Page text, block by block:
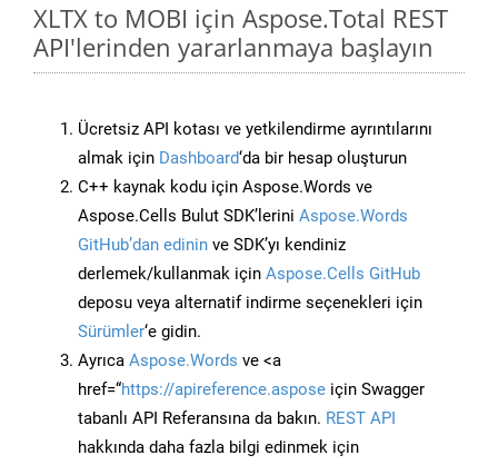
XLTX to MOBI için Aspose.Total REST
API'lerinden yararlanmaya başlayın
Ücretsiz API kotası ve yetkilendirme ayrıntılarını
almak için Dashboard‘da bir hesap oluşturun
C++ kaynak kodu için Aspose.Words ve
Aspose.Cells Bulut SDK’lerini Aspose.Words
GitHub’dan edinin ve SDK’yı kendiniz
derlemek/kullanmak için Aspose.Cells GitHub
deposu veya alternatif indirme seçenekleri için
Sürümler‘e gidin.
Ayrıca Aspose.Words ve <a
href=“https://apireference.aspose için Swagger
tabanlı API Referansına da bakın. REST API
hakkında daha fazla bilgi edinmek için